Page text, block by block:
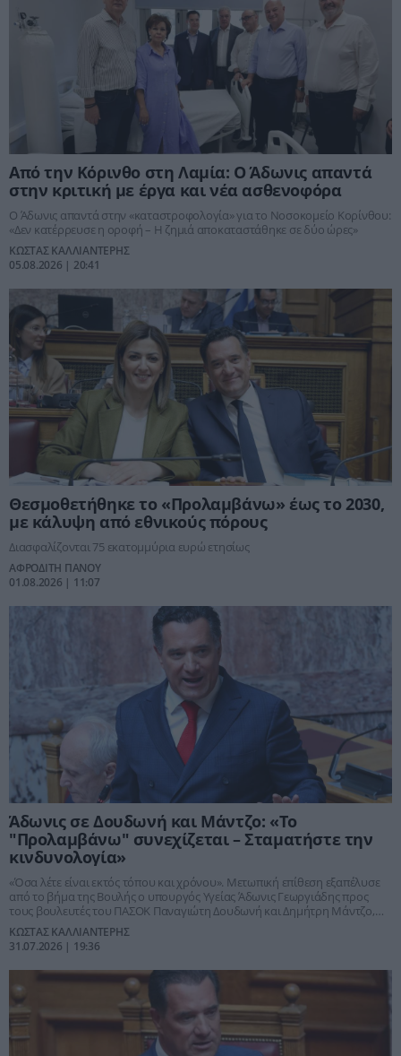
Από την Κόρινθο στη Λαμία: Ο Άδωνις απαντά
στην κριτική με έργα και νέα ασθενοφόρα
Ο Άδωνις απαντά στην «καταστροφολογία» για το Νοσοκομείο Κορίνθου:
«Δεν κατέρρευσε η οροφή – Η ζημιά αποκαταστάθηκε σε δύο ώρες»
ΚΩΣΤΑΣ ΚΑΛΛΙΑΝΤΕΡΗΣ
05.08.2026 | 20:41
Θεσμοθετήθηκε το «Προλαμβάνω» έως το 2030,
με κάλυψη από εθνικούς πόρους
Διασφαλίζονται 75 εκατομμύρια ευρώ ετησίως
ΑΦΡΟΔΙΤΗ ΠΑΝΟΥ
01.08.2026 | 11:07
Άδωνις σε Δουδωνή και Μάντζο: «Το
"Προλαμβάνω" συνεχίζεται – Σταματήστε την
κινδυνολογία»
«Όσα λέτε είναι εκτός τόπου και χρόνου». Μετωπική επίθεση εξαπέλυσε
από το βήμα της Βουλής ο υπουργός Υγείας Άδωνις Γεωργιάδης προς
τους βουλευτές του ΠΑΣΟΚ Παναγιώτη Δουδωνή και Δημήτρη Μάντζο,
απορρίπτοντας τις αιτιάσεις περί διακοπής των προγραμμάτων
πρόληψης και παρουσιάζοντας τη νέα κυβερνητική στρατηγική που
μονιμοποιεί το «Προλαμβάνω» με εθνική χρηματοδότηση. Ο υπουργός
υπερασπίστηκε τις επιλογές της κυβέρνησης, ανακοίνωσε λύση για το
πρόγραμμα της παχυσαρκίας και προανήγγειλε τη δημιουργία των
πρώτων δομών Safe Haven για ευάλωτους πολίτες.
ΚΩΣΤΑΣ ΚΑΛΛΙΑΝΤΕΡΗΣ
31.07.2026 | 19:36